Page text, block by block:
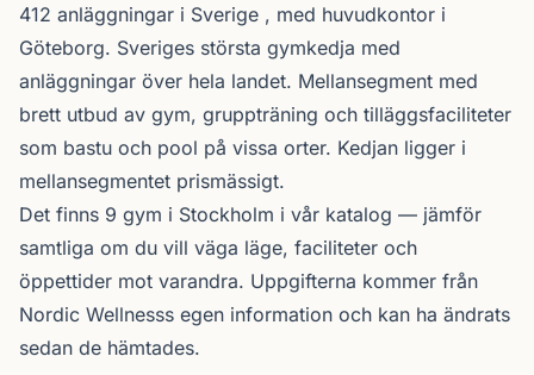
412 anläggningar i Sverige , med huvudkontor i
Göteborg. Sveriges största gymkedja med
anläggningar över hela landet. Mellansegment med
brett utbud av gym, gruppträning och tilläggsfaciliteter
som bastu och pool på vissa orter. Kedjan ligger i
mellansegmentet prismässigt.
Det finns 9 gym i Stockholm i vår katalog — jämför
samtliga om du vill väga läge, faciliteter och
öppettider mot varandra. Uppgifterna kommer från
Nordic Wellnesss egen information och kan ha ändrats
sedan de hämtades.